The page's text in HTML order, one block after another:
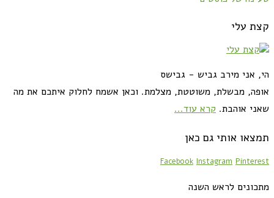
קצת עלי
הי, אני מירב גביש - גבישס
אופה, מבשלת, משוטטת, מצלמת. וכאן אשמח לחלוק איתכם את מה
שאני אוהבת. קרא עוד...
תמצאו אותי גם כאן
Facebook Instagram Pinterest
מתכונים לראש השנה